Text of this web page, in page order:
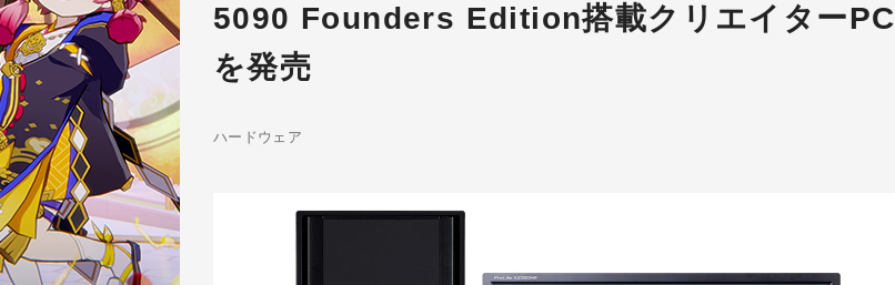
5090 Founders Edition搭載クリエイターPC
を発売
ハードウェア